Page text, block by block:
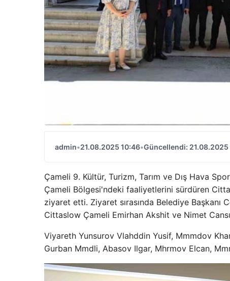
admin•21.08.2025 10:46•Güncellendi: 21.08.2025
Çameli 9. Kültür, Turizm, Tarım ve Dış Hava
Çameli Bölgesi'ndeki faaliyetlerini sürdüren
ziyaret etti. Ziyaret sırasında Belediye
Cittaslow Çameli Emirhan Akshit ve Nimet
Viyareth Yunsurov Vlahddin Yusif, Mmmdov
Gurban Mmdli, Abasov Ilgar, Mhrmov Elcan,